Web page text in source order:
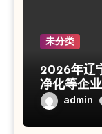
未分类
2026年辽
净化等企
admin